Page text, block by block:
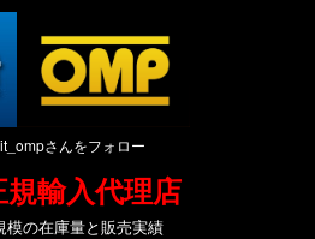
規輸入代理店
模の在庫量と販売実績